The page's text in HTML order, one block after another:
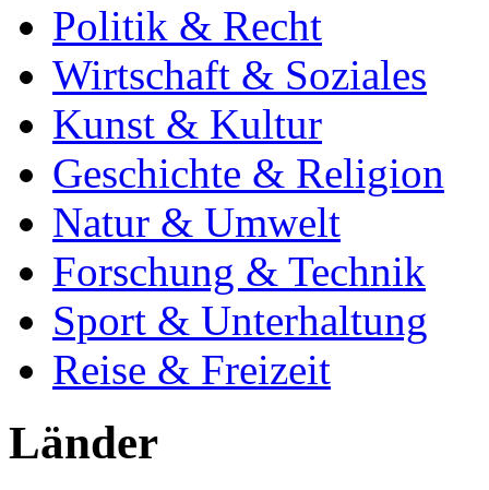
Politik & Recht
Wirtschaft & Soziales
Kunst & Kultur
Geschichte & Religion
Natur & Umwelt
Forschung & Technik
Sport & Unterhaltung
Reise & Freizeit
Länder